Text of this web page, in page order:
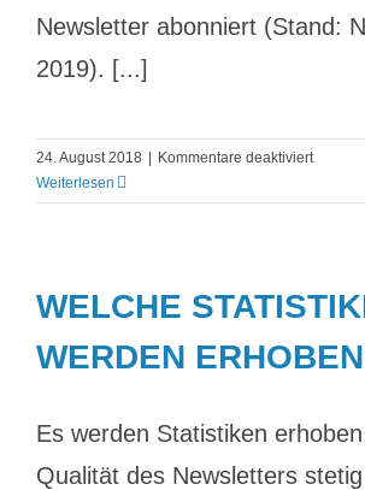
Newsletter abonniert (Stand:
2019). [...]
24. August 2018 Kommentare deaktiviertfür
viele
Weiterlesen
WELCHE
WERDEN
Es werden Statistiken
Qualität des Newsletters